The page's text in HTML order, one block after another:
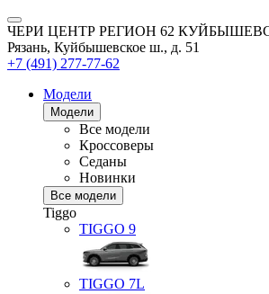
ЧЕРИ ЦЕНТР РЕГИОН 62
Рязань, Куйбышевское ш., д. 51
+7 (491) 277-77-62
Модели
Модели
Все модели
Кроссоверы
Седаны
Новинки
Все модели
Tiggo
TIGGO 9
TIGGO 7L